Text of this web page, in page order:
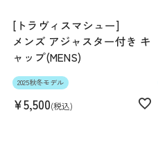
[トラヴィスマシュー]
メンズ アジャスター付き キ
ャップ(MENS)
2025秋冬モデル
¥5,500 税込